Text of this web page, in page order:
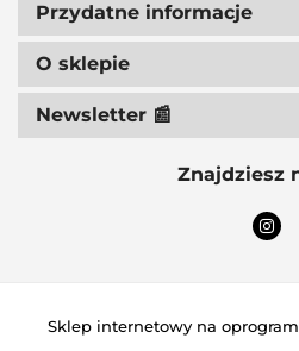
ACCEL
Przydatne informacje
O sklepie
Newsletter 📰
Znajdziesz
Sklep internetowy na